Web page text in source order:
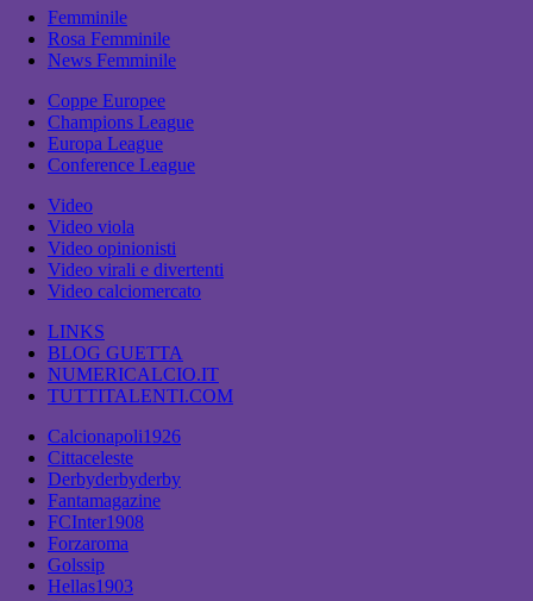
Femminile
Rosa Femminile
News Femminile
Coppe Europee
Champions League
Europa League
Conference League
Video
Video viola
Video opinionisti
Video virali e divertenti
Video calciomercato
LINKS
BLOG GUETTA
NUMERICALCIO.IT
TUTTITALENTI.COM
Calcionapoli1926
Cittaceleste
Derbyderbyderby
Fantamagazine
FCInter1908
Forzaroma
Golssip
Hellas1903